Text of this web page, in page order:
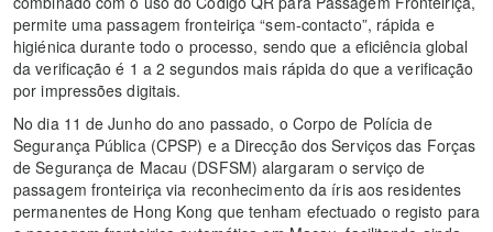
permite uma passagem fronteiriça “sem-contacto”, rápida e
higiénica durante todo o processo, sendo que a eficiência global
da verificação é 1 a 2 segundos mais rápida do que a verificação
por impressões digitais.
No dia 11 de Junho do ano passado, o Corpo de Polícia de
Segurança Pública (CPSP) e a Direcção dos Serviços das Forças
de Segurança de Macau (DSFSM) alargaram o serviço de
passagem fronteiriça via reconhecimento da íris aos residentes
permanentes de Hong Kong que tenham efectuado o registo para